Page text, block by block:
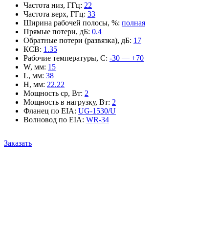
Частота низ, ГГц: 22
Частота верх, ГГц: 33
Ширина рабочей полосы, %: полная
Прямые потери, дБ: 0.4
Обратные потери (развязка), дБ: 17
КСВ: 1.35
Рабочие температуры, С: -30 — +70
W, мм: 15
L, мм: 38
H, мм: 22.22
Мощность ср, Вт: 2
Мощность в нагрузку, Вт: 2
Фланец по EIA: UG-1530/U
Волновод по EIA: WR-34
Заказать